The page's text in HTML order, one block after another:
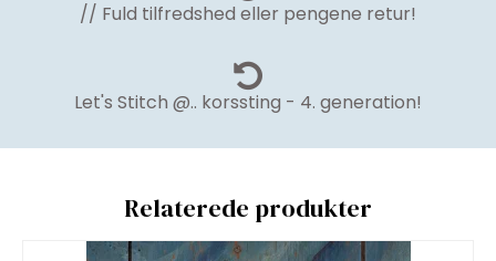
// Fuld tilfredshed eller pengene retur!
Let's Stitch @.. korssting - 4. generation!
Relaterede produkter